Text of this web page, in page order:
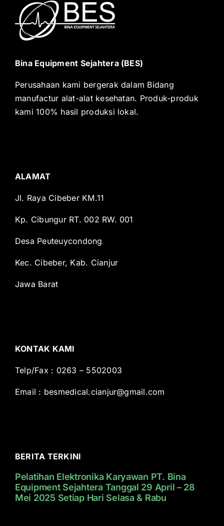
Bina Equipment Sejahtera (BES)
Perusahaan kami bergerak dalam Bidang
manufactur alat-alat kesehatan. Produk-produk
kami 100% hasil produksi lokal.
ALAMAT
Jl. Raya Cibeber KM.11
Kp. Cibungur RT. 002 RW. 001
Desa Peuteuycondong
Kec. Cibeber, Kab. Cianjur
Jawa Barat
KONTAK KAMI
Telp/Fax : 0263 – 5502003
Email : besmedical.cianjur@gmail.com
BERITA TERKINI
Pelatihan Elektronika Karyawan PT. Bina
Equipment Sejahtera Tanggal 29 April – 28
Mei 2025 Setiap Hari Selasa & Rabu